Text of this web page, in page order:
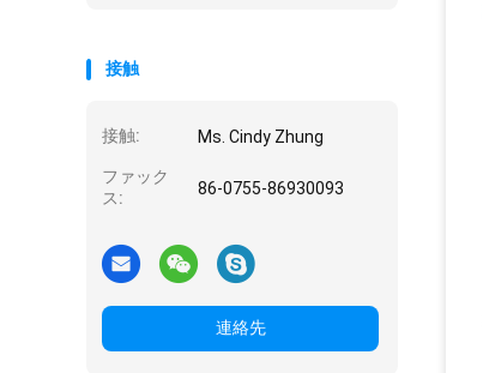
接触
接触: Ms. Cindy Zhung
ファック
ス:
86-0755-86930093
連絡先